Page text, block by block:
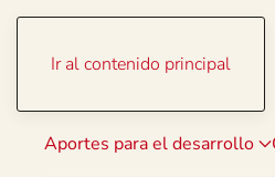
Ir al contenido principal
Aportes para el desarrollo